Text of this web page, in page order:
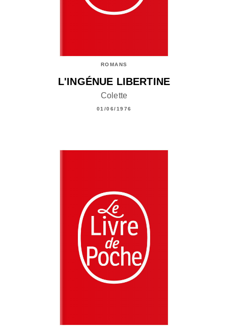
ROMANS
L'INGÉNUE LIBERTINE
Colette
01/06/1976